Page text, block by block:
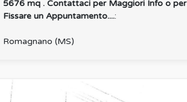
5676 mq . Contattaci per Maggiori Info o per
Fissare un Appuntamento....:
Romagnano (MS)